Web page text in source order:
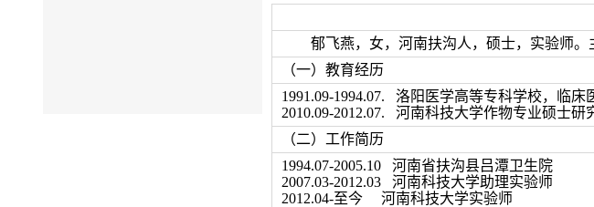
郁飞燕，女，河南扶沟人，硕士，实验师
（一）教育经历
1991.09-1994.07. 洛阳医学高等专科学校，临床
2010.09-2012.07. 河南科技大学作物专业硕士研
（二）工作简历
1994.07-2005.10 河南省扶沟县吕潭卫生院
2007.03-2012.03
河南科技大学助理实验师
2012.04-至今
河南科技大学实验师